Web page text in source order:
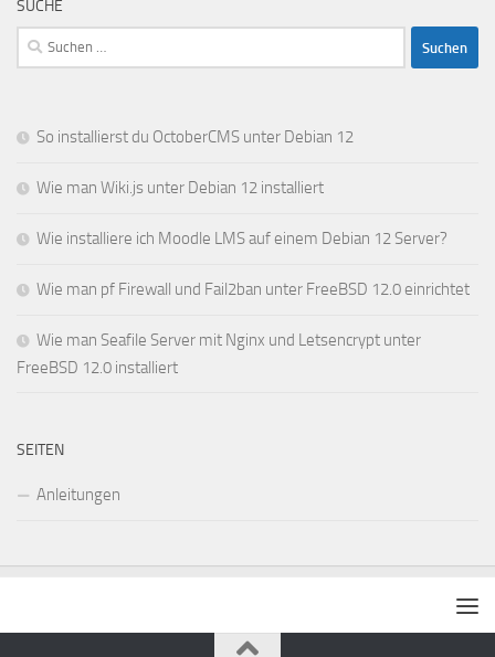
SUCHE
Suchen
nach:
So installierst du OctoberCMS unter Debian 12
Wie man Wiki.js unter Debian 12 installiert
Wie installiere ich Moodle LMS auf einem Debian 12 Server?
Wie man pf Firewall und Fail2ban unter FreeBSD 12.0 einrichtet
Wie man Seafile Server mit Nginx und Letsencrypt unter
FreeBSD 12.0 installiert
SEITEN
Anleitungen